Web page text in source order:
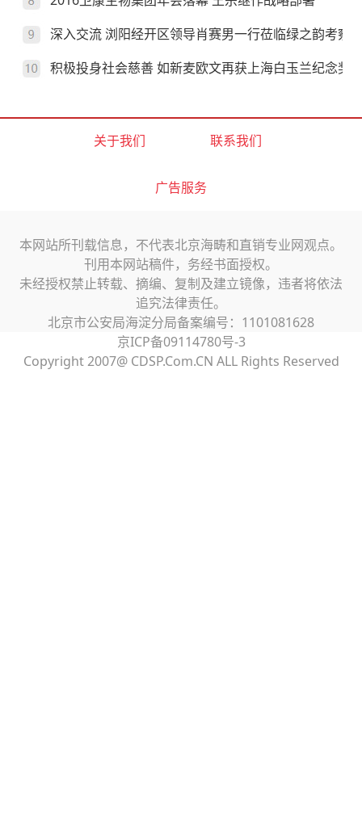
深入交流 浏阳经开区领导肖赛男一行莅临绿之韵考察
积极投身社会慈善 如新麦欧文再获上海白玉兰纪念奖
关于我们 联系我们
广告服务
本网站所刊载信息，不代表北京海畴和直销专业网观点。
刊用本网站稿件，务经书面授权。
未经授权禁止转载、摘编、复制及建立镜像，违者将依法
追究法律责任。
北京市公安局海淀分局备案编号：1101081628
京ICP备09114780号-3
Copyright 2007@ CDSP.Com.CN ALL Rights Reserved